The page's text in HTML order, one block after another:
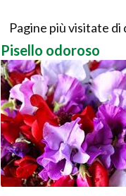
Pagine più visitate
Pisello odoroso